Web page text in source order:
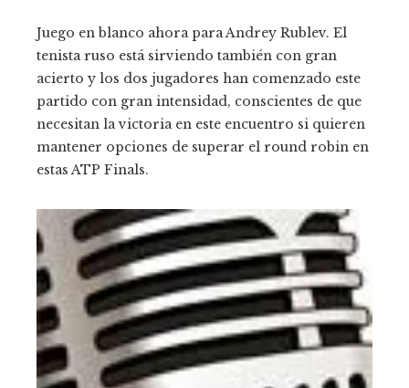
Juego en blanco ahora para Andrey Rublev. El
tenista ruso está sirviendo también con gran
acierto y los dos jugadores han comenzado este
partido con gran intensidad, conscientes de que
necesitan la victoria en este encuentro si quieren
mantener opciones de superar el round robin en
estas ATP Finals.